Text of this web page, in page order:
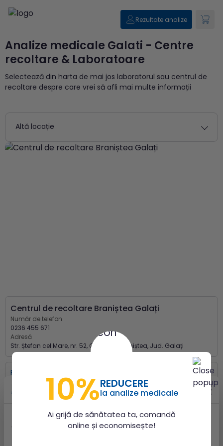
Acest site utilizează cookie-uri
Rezultate analize
Analize medicale Galati - Centre
recoltare & Laboratoare
Selectează din harta de mai jos laboratorul sau centrul de
recoltare despre care vrei să afli mai multe informații
Altă locație
Centrul de recoltare Braniștea Galați
Număr de telefon
0236 455 671
Adresă
Str. Ștefan cel Mare, nr. 52, Comuna Braniștea, Jud. Galați
Program de lucru
08:00 - 11:00
08:00 - 11:00
Programări online
10%REDUCERE
la analize medicale
Ai grijă de sănătatea ta, comandă
online și economisește!